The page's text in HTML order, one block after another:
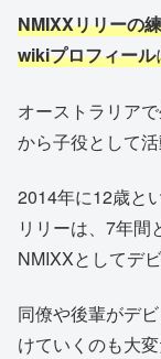
NMIXXリリーの
wikiプロフィール
オーストラリア
から子役として
2014年に12歳と
リリーは、7年間
NMIXXとしてデ
同僚や後輩がデ
けていくのも大